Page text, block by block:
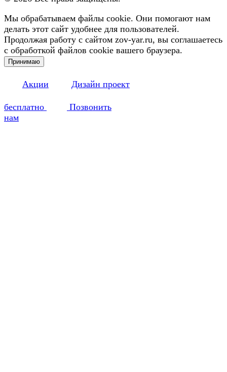
Мы обрабатываем файлы cookie. Они помогают нам
делать этот сайт удобнее для пользователей.
Продолжая работу с сайтом zov-yar.ru, вы соглашаетесь
с обработкой файлов cookie вашего браузера.
Принимаю
Акции Дизайн проект
бесплатно
Позвонить
нам